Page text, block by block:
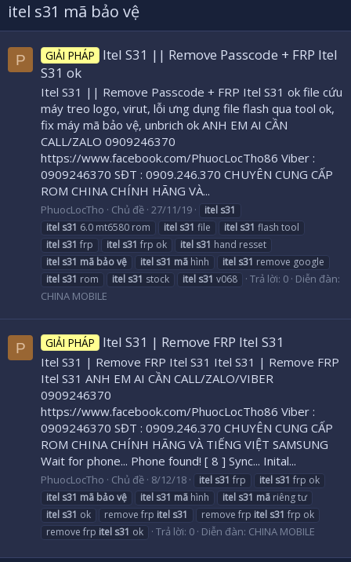
itel s31 mã bảo vệ
P GIẢI PHÁP
Itel S31 || Remove Passcode + FRP Itel
S31 ok
Itel S31 || Remove Passcode + FRP Itel S31 ok file cứu
máy treo logo, virut, lỗi ưng dụng file flash qua tool ok,
fix máy mã bảo vệ, unbrich ok ANH EM AI CẦN
CALL/ZALO 0909246370
https://www.facebook.com/PhuocLocTho86 Viber :
0909246370 SĐT : 0909.246.370 CHUYÊN CUNG CẤP
ROM CHINA CHÍNH HÃNG VÀ...
PhuocLocTho Chủ đề 27/11/19 itel s31
itel s31 6.0 mt6580 rom itel s31 file itel s31 flash tool
itel s31 frp itel s31 frp ok itel s31 hand resset
itel s31 mã bảovệ itel s31 mã hình itel s31 remove google
itel s31 rom itel s31 stock itel s31 v068 Trả lời: 0 Diễn đàn:
CHINA MOBILE
P GIẢI PHÁP Itel S31 | Remove FRP Itel S31
Itel S31 | Remove FRP Itel S31 Itel S31 | Remove FRP
Itel S31 ANH EM AI CẦN CALL/ZALO/VIBER
0909246370
https://www.facebook.com/PhuocLocTho86 Viber :
0909246370 SĐT : 0909.246.370 CHUYÊN CUNG CẤP
ROM CHINA CHÍNH HÃNG VÀ TIẾNG VIỆT SAMSUNG
Wait for phone... Phone found! [ 8 ] Sync... Inital...
PhuocLocTho Chủ đề 8/12/18 itel s31 frp itel s31 frp ok
itel s31 mã bảovệ itel s31 mã hình itel s31 mã riêng tư
itel s31 ok remove frp itel s31 remove frp itel s31 frp ok
remove frp itel s31 ok Trả lời: 0 Diễn đàn: CHINA MOBILE